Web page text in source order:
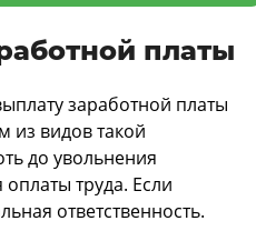
платы
заработной платы
из видов такой
до увольнения
труда. Если
ответственность.